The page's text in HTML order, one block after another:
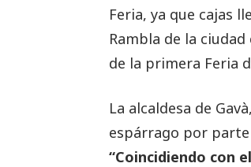
Feria, ya que cajas
Rambla de la
de la primera Feria
La alcaldesa de
espárrago por
“Coincidiendo con